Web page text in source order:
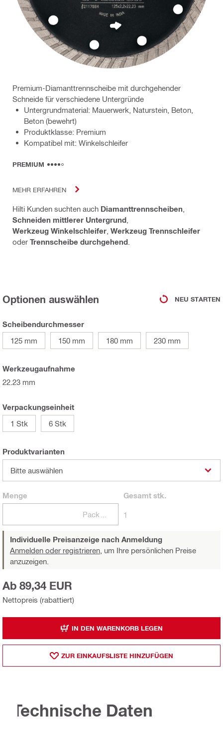
Premium-Diamanttrennscheibe mit durchgehender
Schneide für verschiedene Untergründe
Untergrundmaterial: Mauerwerk, Naturstein, Beton,
Beton (bewehrt)
Produktklasse: Premium
Kompatibel mit: Winkelschleifer
PREMIUM
MEHR ERFAHREN
Hilti Kunden suchten auch Diamanttrennscheiben
Schneiden mittlerer Untergrund
Werkzeug Winkelschleifer Werkzeug Trennschleifer
oder Trennscheibe durchgehend
Optionen auswählen NEU STARTEN
Scheibendurchmesser
125 mm
150 mm 180 mm 230 mm
Werkzeugaufnahme
22.23 mm
Verpackungseinheit
1 Stk
6 Stk
Produktvarianten
Bitte auswählen
Menge Gesamtstk.
1
Individuelle Preisanzeige nach Anmeldung
Anmelden oder registrieren, um Ihre persönlichen Preise
anzuzeigen.
Nettopreis (rabattiert)
Ab 89,34 EUR
IN DEN WARENKORB LEGEN
ZUR EINKAUFSLISTE HINZUFÜGEN
Technische Daten